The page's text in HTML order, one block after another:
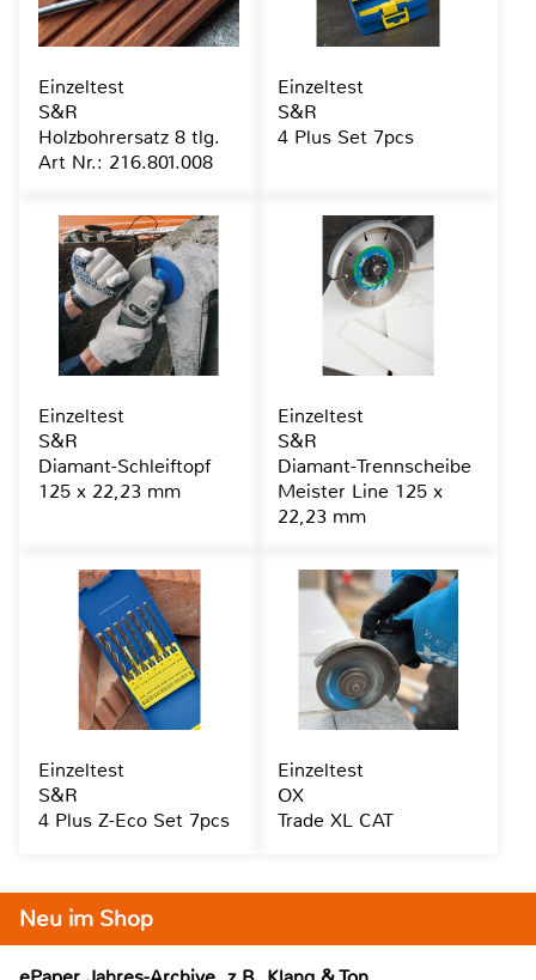
Neu im Shop
Einzeltest
S&R
Holzbohrersatz 8 tlg.
Art Nr.: 216.801.008
Einzeltest
S&R
4 Plus Set 7pcs
Einzeltest
S&R
Diamant-Schleiftopf
125 x 22,23 mm
Einzeltest
S&R
Diamant-Trennscheibe
Meister Line 125 x
22,23 mm
Einzeltest
S&R
4 Plus Z-Eco Set 7pcs
Einzeltest
OX
Trade XL CAT